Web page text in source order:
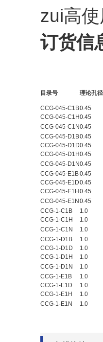
zui高
订货信
目录号 理论孔
CCG-045-C1B0.45
CCG-045-C1H0.45
CCG-045-C1N0.45
CCG-045-D1B0.45
CCG-045-D1D0.45
CCG-045-D1H0.45
CCG-045-D1N0.45
CCG-045-E1B0.45
CCG-045-E1D0.45
CCG-045-E1H 0.45
CCG-045-E1N 0.45
CCG-1-C1B
1.0
CCG-1-C1H
1.0
CCG-1-C1N
1.0
CCG-1-D1B
1.0
CCG-1-D1D
1.0
CCG-1-D1H
1.0
CCG-1-D1N
1.0
CCG-1-E1B
1.0
CCG-1-E1D
1.0
CCG-1-E1H
1.0
CCG-1-E1N
1.0